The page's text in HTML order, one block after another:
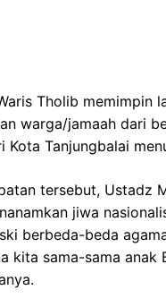
Tholib memimpin
warga/jamaah dari
Kota Tanjungbalai
tersebut, Ustadz
jiwa
berbeda-beda
kita sama-sama